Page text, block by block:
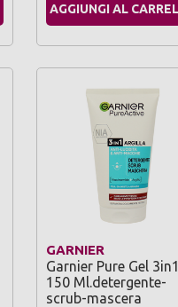
AGGIUNGI AL
GARNIER
Garnier Pure Gel 3in1
150 Ml.detergente-
scrub-mascera